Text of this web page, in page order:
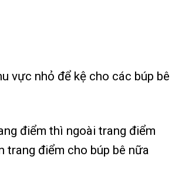
vực nhỏ để kệ cho các búp bê
điểm thì ngoài trang điểm
trang điểm cho búp bê nữa